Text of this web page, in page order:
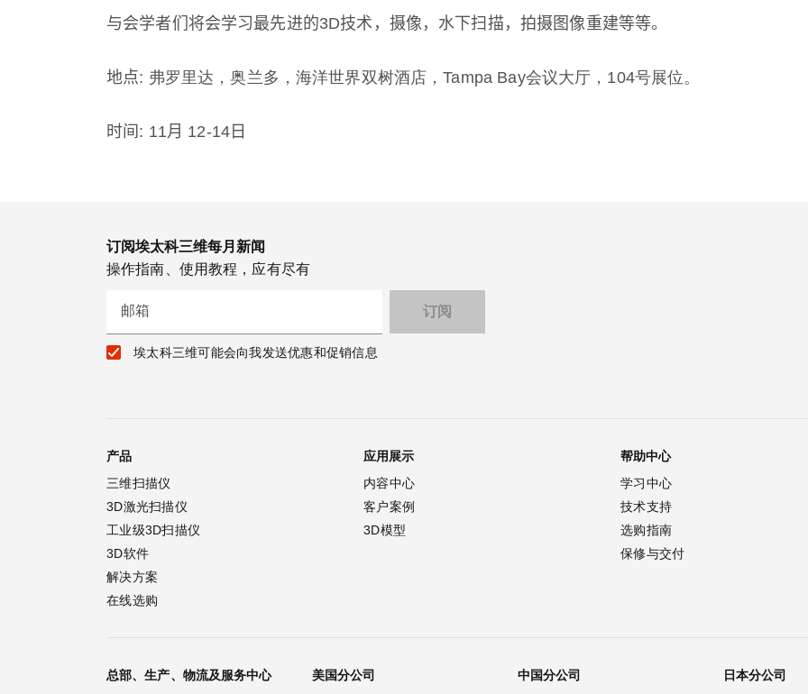
与会学者们将会学习最先进的3D技术，摄像，水下扫描，拍摄图像重建等等。
地点: 弗罗里达，奥兰多，海洋世界双树酒店，Tampa Bay会议大厅，104号展位。
时间 : 11月 12-14 日
订阅埃太科三维每月新闻
操作指南、使用教程，应有尽有
邮箱
埃太科三维可能会向我发送优惠和促销信息
产品
三维扫描仪
3D激光扫描仪
工业级3D扫描仪
3D软件
解决方案
在线选购
应用展示
内容中心
客户案例
3D模型
帮助中心
学习中心
技术支持
选购指南
保修与交付
总部、生产、物流及服务中心 美国分公司 中国分公司 日本分公司